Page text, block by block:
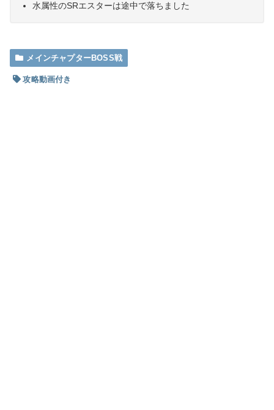
水属性のSRエスターは途中で落ちました
メインチャプターBOSS戦
攻略動画付き